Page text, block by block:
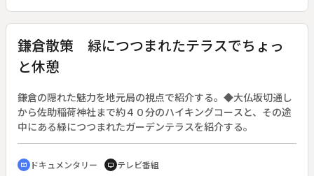
シンボルとして今も語り継がれている。流域の歴史は古く、桧
枝岐村では縄文土器が発見され、柳津町では縄文遺跡が発掘さ
れている。清らかな水とふところの深い山々は、縄文の人たち
にとっても住み心地のよい条件をそろえていたのかもしれな
した時の流れを感じさせてくれている。四季をもう一度こまや
かに受けとめようとする暮しが、奥会津にはある。
鎌倉散策 緑につつまれたテラスでちょっ
と休憩
鎌倉の隠れた魅力を地元局の視点で紹介する。◆大仏坂切通し
から佐助稲荷神社まで約４０分のハイキングコースと、その途
中にある緑につつまれたガーデンテラスを紹介する。
cinematic_blur ドキュメンタリー tv テレビ番組